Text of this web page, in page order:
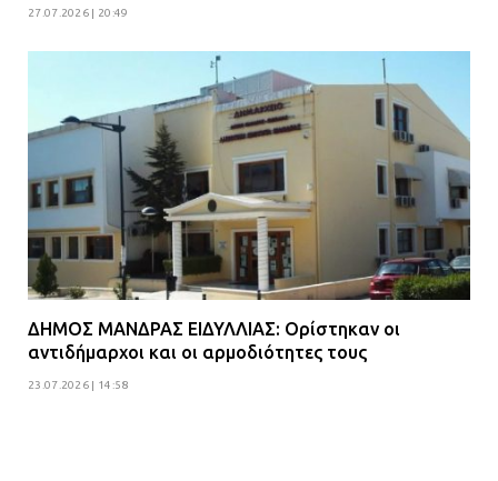
27.07.2026 | 20:49
ΔΗΜΟΣ ΜΑΝΔΡΑΣ ΕΙΔΥΛΛΙΑΣ: Ορίστηκαν οι
αντιδήμαρχοι και οι αρμοδιότητες τους
23.07.2026 | 14:58